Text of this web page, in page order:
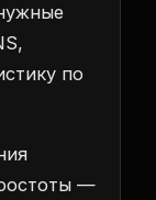
по
—